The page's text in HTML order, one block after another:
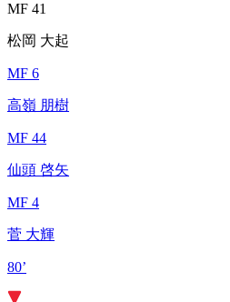
MF 41
松岡 大起
MF 6
高嶺 朋樹
MF 44
仙頭 啓矢
MF 4
菅 大輝
80’